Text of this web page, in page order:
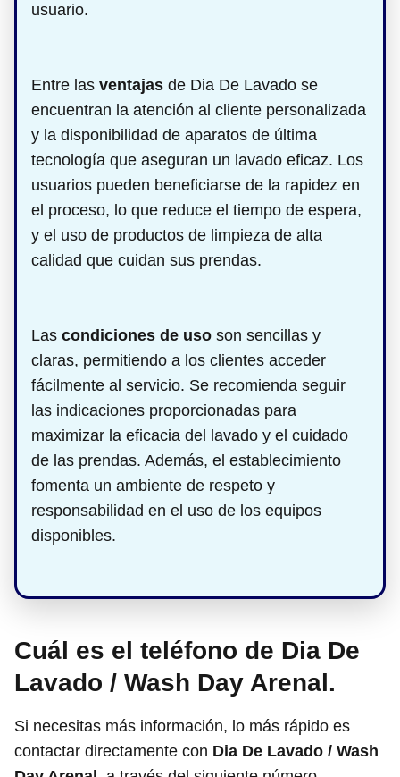
usuario.
Entre las ventajas de Dia De Lavado se
encuentran la atención al cliente personalizada
y la disponibilidad de aparatos de última
tecnología que aseguran un lavado eficaz. Los
usuarios pueden beneficiarse de la rapidez en
el proceso, lo que reduce el tiempo de espera,
y el uso de productos de limpieza de alta
calidad que cuidan sus prendas.
Las condiciones de uso son sencillas y
claras, permitiendo a los clientes acceder
fácilmente al servicio. Se recomienda seguir
las indicaciones proporcionadas para
maximizar la eficacia del lavado y el cuidado
de las prendas. Además, el establecimiento
fomenta un ambiente de respeto y
responsabilidad en el uso de los equipos
disponibles.
Cuál es el teléfono de Dia De
Lavado / Wash Day Arenal.
Si necesitas más información, lo más rápido es
contactar directamente con Dia De Lavado / Wash